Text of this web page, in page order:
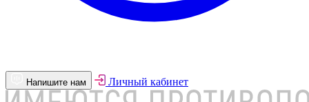
Напишите нам Личный кабинет